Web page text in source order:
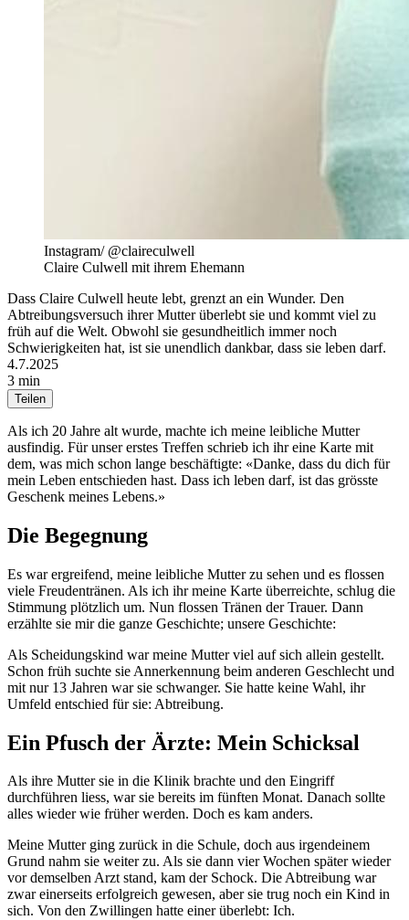
Instagram/ @claireculwell
Claire Culwell mit ihrem Ehemann
Dass Claire Culwell heute lebt, grenzt an ein Wunder. Den
Abtreibungsversuch ihrer Mutter überlebt sie und kommt viel zu
früh auf die Welt. Obwohl sie gesundheitlich immer noch
Schwierigkeiten hat, ist sie unendlich dankbar, dass sie leben darf.
4.7.2025
3 min
Teilen
Als ich 20 Jahre alt wurde, machte ich meine leibliche Mutter
ausfindig. Für unser erstes Treffen schrieb ich ihr eine Karte mit
dem, was mich schon lange beschäftigte: «Danke, dass du dich für
mein Leben entschieden hast. Dass ich leben darf, ist das grösste
Geschenk meines Lebens.»
Die Begegnung
Es war ergreifend, meine leibliche Mutter zu sehen und es flossen
viele Freudentränen. Als ich ihr meine Karte überreichte, schlug die
Stimmung plötzlich um. Nun flossen Tränen der Trauer. Dann
erzählte sie mir die ganze Geschichte; unsere Geschichte:
Als Scheidungskind war meine Mutter viel auf sich allein gestellt.
Schon früh suchte sie Annerkennung beim anderen Geschlecht und
mit nur 13 Jahren war sie schwanger. Sie hatte keine Wahl, ihr
Umfeld entschied für sie: Abtreibung.
Ein Pfusch der Ärzte: Mein Schicksal
Als ihre Mutter sie in die Klinik brachte und den Eingriff
durchführen liess, war sie bereits im fünften Monat. Danach sollte
alles wieder wie früher werden. Doch es kam anders.
Meine Mutter ging zurück in die Schule, doch aus irgendeinem
Grund nahm sie weiter zu. Als sie dann vier Wochen später wieder
vor demselben Arzt stand, kam der Schock. Die Abtreibung war
zwar einerseits erfolgreich gewesen, aber sie trug noch ein Kind in
sich. Von den Zwillingen hatte einer überlebt: Ich.